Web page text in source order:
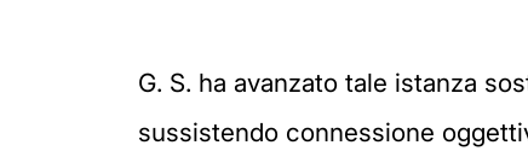
G. S. ha avanzato tale istanza
sussistendo connessione